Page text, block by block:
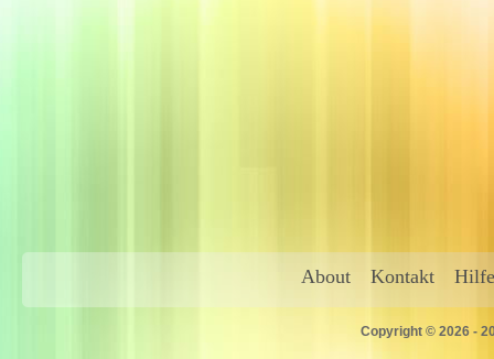
About Kontakt Hilfe
Copyright © 2026 -